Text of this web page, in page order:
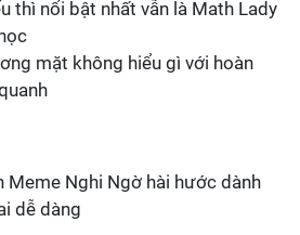
thì nổi bật nhất vẫn là Math Lady
mặt không hiểu gì với hoàn
Meme Nghi Ngờ hài hước dành
dễ dàng